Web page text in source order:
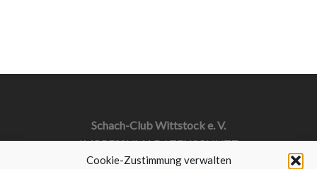
Cookie-Zustimmung verwalten
Schach-Club Wittstock e. V.
IMPRESSUMIDATENSCHUTZ